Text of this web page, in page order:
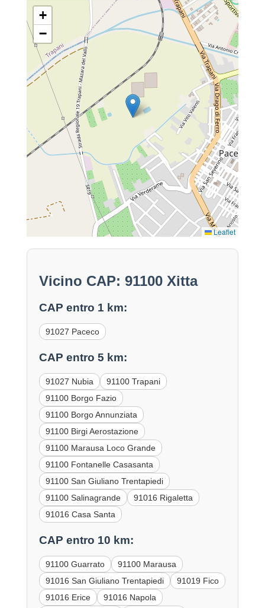
+
−
Leaflet
Vicino CAP: 91100 Xitta
CAP entro 1 km:
91027 Paceco
CAP entro 5 km:
91027 Nubia
91100 Trapani
91100 Borgo Fazio
91100 Borgo Annunziata
91100 Birgi Aerostazione
91100 Marausa Loco Grande
91100 Fontanelle Casasanta
91100 San Giuliano Trentapiedi
91100 Salinagrande
91016 Rigaletta
91016 Casa Santa
CAP entro 10 km:
91100 Guarrato
91100 Marausa
91016 San Giuliano Trentapiedi
91019 Fico
91016 Erice
91016 Napola